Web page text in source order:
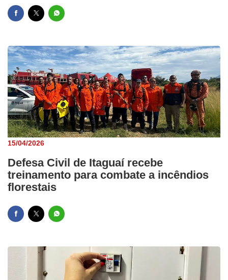
15/04/2026
Defesa Civil de Itaguaí recebe
treinamento para combate a incêndios
florestais